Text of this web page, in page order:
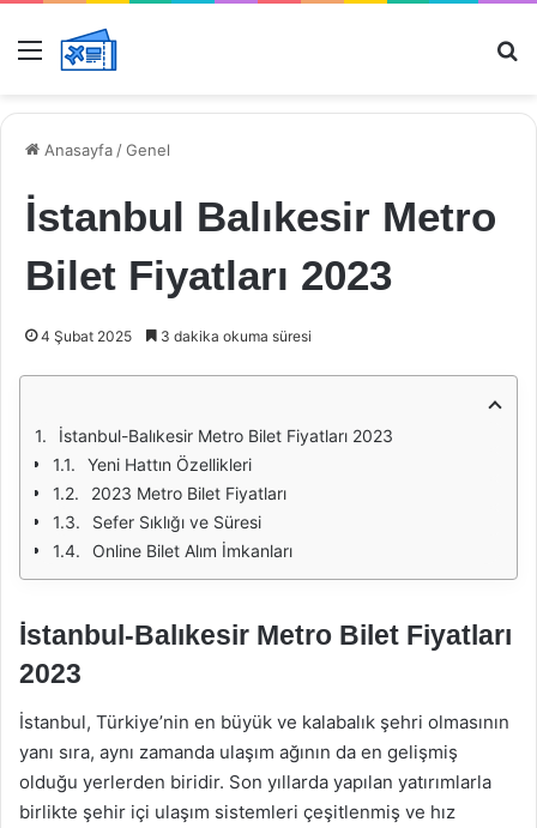
Menü
Anasayfa /Genel
İstanbul Balıkesir Metro
Bilet Fiyatları 2023
4 Şubat 2025 3 dakika okuma süresi
İstanbul-Balıkesir Metro Bilet Fiyatları 2023
Yeni Hattın Özellikleri
2023 Metro Bilet Fiyatları
Sefer Sıklığı ve Süresi
Online Bilet Alım İmkanları
İstanbul-Balıkesir Metro Bilet Fiyatları
2023
İstanbul, Türkiye’nin en büyük ve kalabalık şehri olmasının
yanı sıra, aynı zamanda ulaşım ağının da en gelişmiş
olduğu yerlerden biridir. Son yıllarda yapılan yatırımlarla
birlikte şehir içi ulaşım sistemleri çeşitlenmiş ve hız